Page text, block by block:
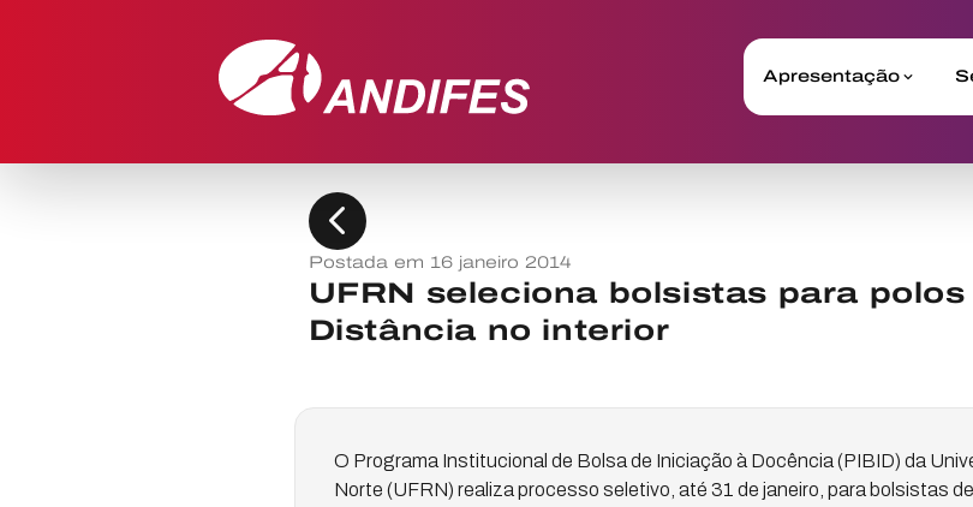
Apresentação
chevron_left
Postada em 16 janeiro 2014
UFRN seleciona bolsistas para
Distância no interior
O Programa Institucional de Bolsa de Iniciação à Docência (PIBID) da
Norte (UFRN) realiza processo seletivo, até 31 de janeiro, para bolsistas